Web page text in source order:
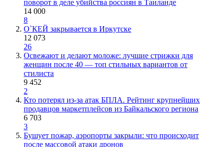
поворот в деле убийства россиян в Таиланде
14 000
8
О`КЕЙ закрывается в Иркутске
12 073
26
Освежают и делают моложе: лучшие стрижки для
женщин после 40 — топ стильных вариантов от
стилиста
9 452
2
Кто потерял из-за атак БПЛА. Рейтинг крупнейших
продавцов маркетплейсов из Байкальского региона
6 703
3
Бушует пожар, аэропорты закрыли: что происходит
после массовой атаки дронов